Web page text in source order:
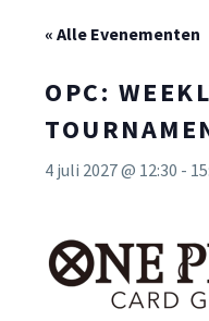
« Alle Evenementen
OPC:
4 juli 2027 @ 12:30 -